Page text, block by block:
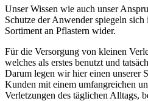
Unser Wissen wie auch unser
Schutze der Anwender spiegeln
Sortiment an Pflastern wider.
Für die Versorgung von kleinen
welches als erstes benutzt und
Darum legen wir hier einen unserer
Kunden mit einem umfangreichen
Verletzungen des täglichen Alltags,